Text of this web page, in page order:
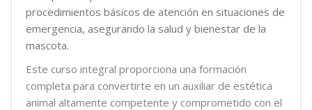
procedimientos básicos de atención en situaciones de
emergencia, asegurando la salud y bienestar de la
mascota.
Este curso integral proporciona una formación
completa para convertirte en un auxiliar de estética
animal altamente competente y comprometido con el